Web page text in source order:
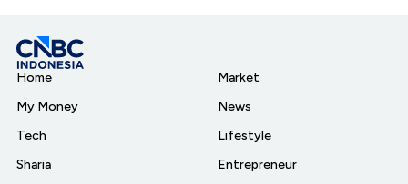
Home
My Money
Tech
Sharia
Market
News
Lifestyle
Entrepreneur